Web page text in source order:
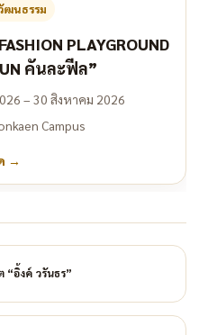
ฒนธรรม
PLAYGROUND
คันละฟีล”
– 30 สิงหาคม 2026
Campus
→
“อิ้งค์ วรันธร”